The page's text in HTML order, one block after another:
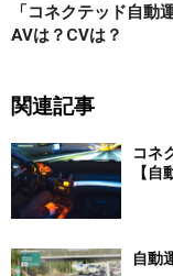
「コネクテッド自動
AVは？CVは？
関連記事
コネ
【自
自動